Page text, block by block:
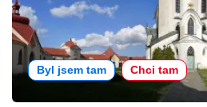
Byl jsem tam Chci tam